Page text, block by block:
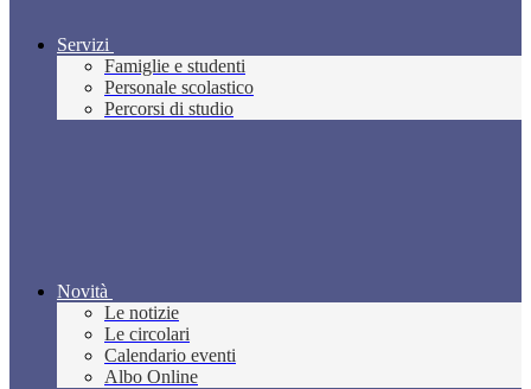
Servizi
Famiglie e studenti
Personale scolastico
Percorsi di studio
Novità
Le notizie
Le circolari
Calendario eventi
Albo Online